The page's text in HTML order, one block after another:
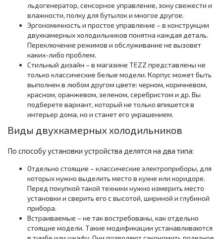
льдогенератор, сенсорное управление, зону свежести и
влажности, полку для бутылок и многое другое.
Эргономичность и простое управление – в конструкции
двухкамерных холодильников понятна каждая деталь.
Переключение режимов и обслуживание не вызовет
каких-либо проблем.
Стильный дизайн – в магазине TEZZ представлены не
только классические белые модели. Корпус может быть
выполнен в любом другом цвете: черном, коричневом,
красном, оранжевом, зеленом, серебристом и др. Вы
подберете вариант, который не только впишется в
интерьер дома, но и станет его украшением.
Виды двухкамерных холодильников
По способу установки устройства делятся на два типа:
Отдельно стоящие – классические электроприборы, для
которых нужно выделить место в кухне или коридоре.
Перед покупкой такой техники нужно измерить место
установки и сверить его с высотой, шириной и глубиной
прибора.
Встраиваемые – не так востребованы, как отдельно
стоящие модели. Такие модификации устанавливаются